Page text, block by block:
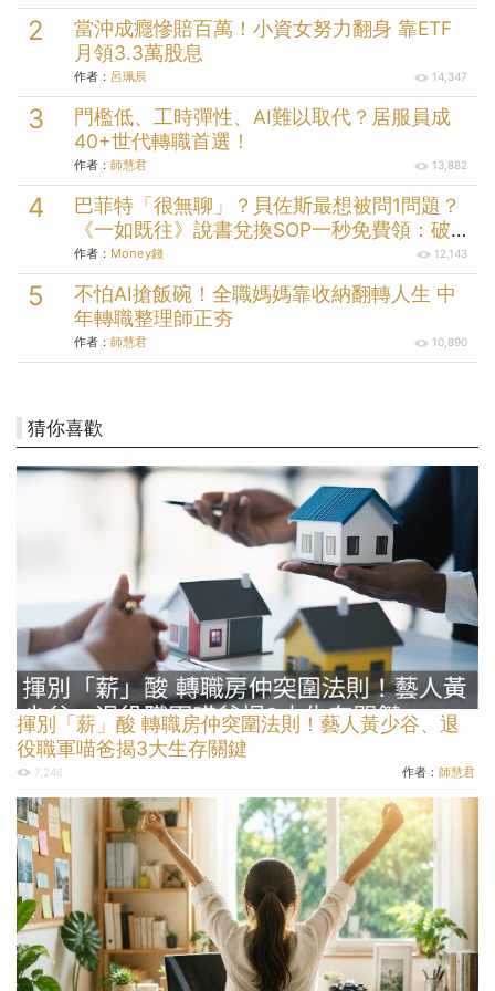
當沖成癮慘賠百萬！小資女努力翻身 靠ETF
月領3.3萬股息
作者： 呂珮辰 14,347
門檻低、工時彈性、AI難以取代？居服員成
40+世代轉職首選！
作者： 師慧君 13,882
巴菲特「很無聊」？貝佐斯最想被問1問題？
《一如既往》說書兌換SOP一秒免費領：破解
23條人性案例
作者： Money錢 12,143
不怕AI搶飯碗！全職媽媽靠收納翻轉人生 中
年轉職整理師正夯
作者： 師慧君 10,890
猜你喜歡
揮別「薪」酸 轉職房仲突圍法則！藝人黃少谷、退
役職軍喵爸揭3大生存關鍵
7,246 作者： 師慧君